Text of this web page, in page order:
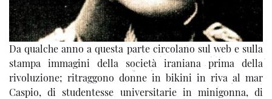
Da qualche anno a questa parte circolano sul web e sulla
stampa immagini della società iraniana prima della
rivoluzione; ritraggono donne in bikini in riva al mar
Caspio, di studentesse universitarie in minigonna, di